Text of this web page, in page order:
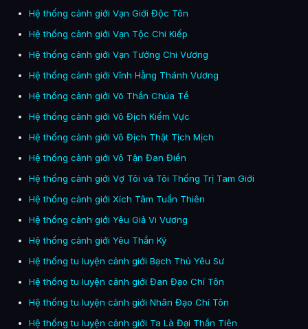
Hệ thống cảnh giới Vạn Giới Độc Tôn
Hệ thống cảnh giới Vạn Tộc Chi Kiếp
Hệ thống cảnh giới Vạn Tướng Chi Vương
Hệ thống cảnh giới Vĩnh Hằng Thánh Vương
Hệ thống cảnh giới Võ Thần Chúa Tể
Hệ thống cảnh giới Vô Địch Kiếm Vực
Hệ thống cảnh giới Vô Địch Thật Tịch Mịch
Hệ thống cảnh giới Vô Tận Đan Điền
Hệ thống cảnh giới Vợ Tôi và Tôi Thống Trị Tam Giới
Hệ thống cảnh giới Xích Tâm Tuần Thiên
Hệ thống cảnh giới Yêu Giả Vi Vương
Hệ thống cảnh giới Yêu Thần Ký
Hệ thống tu luyện cảnh giới Bạch Thủ Yêu Sư
Hệ thống tu luyện cảnh giới Đan Đạo Chí Tôn
Hệ thống tu luyện cảnh giới Nhân Đạo Chí Tôn
Hệ thống tu luyện cảnh giới Ta Là Đại Thần Tiên